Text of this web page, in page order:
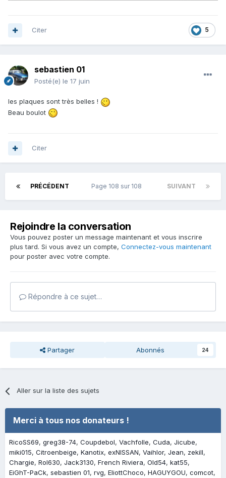
5
Citer
sebastien 01
Posté(e) le 17 juin
les plaques sont très belles !
Beau boulot
Citer
PRÉCÉDENT SUIVANT
Page 108 sur 108
Rejoindre la conversation
Vous pouvez poster un message maintenant et vous inscrire
plus tard. Si vous avez un compte, Connectez-vous maintenant
pour poster avec votre compte.
Répondre à ce sujet…
Partager Abonnés 24
Aller sur la liste des sujets
Merci à tous nos donateurs !
RicoSS69 greg38-74 Coupdebol Vachfolle Cuda Jicube
miki015 Citroenbeige Kanotix exNISSAN Vaihlor Jean
zekill
Chargie Rol630 Jack3130 French Riviera Old54 kat55
EiGhT-PaCk sebastien 01 rvg EliottChoco HAGUYGOU comcot